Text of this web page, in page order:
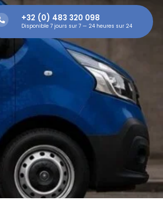
+32 (0) 483 320 098
Disponible 7 jours sur 7 — 24 heures sur 24